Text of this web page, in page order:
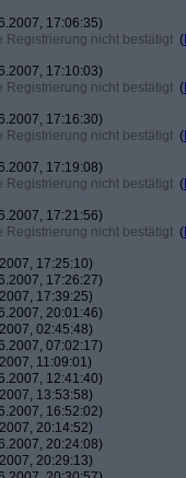
17:06:35)
Registrierung nicht bestätigt (
17:10:03)
Registrierung nicht bestätigt (
17:16:30)
Registrierung nicht bestätigt (
17:19:08)
Registrierung nicht bestätigt (
17:21:56)
Registrierung nicht bestätigt (
17:25:10)
17:26:27)
17:39:25)
20:01:46)
02:45:48)
07:02:17)
11:09:01)
12:41:40)
13:53:58)
16:52:02)
20:14:52)
20:24:08)
20:29:13)